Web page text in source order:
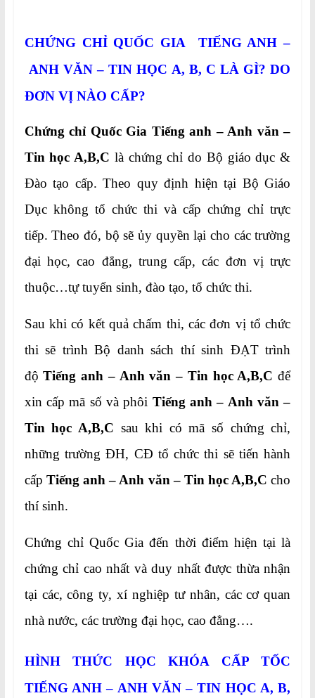
CHỨNG CHỈ QUỐC GIA TIẾNG ANH –
ANH VĂN – TIN HỌC A, B, C LÀ GÌ? DO
ĐƠN VỊ NÀO CẤP?
Chứng chỉ Quốc Gia Tiếng anh – Anh văn –
Tin học A,B,C là chứng chỉ do Bộ giáo dục &
Đào tạo cấp. Theo quy định hiện tại Bộ Giáo
Dục không tổ chức thi và cấp chứng chỉ trực
tiếp. Theo đó, bộ sẽ ủy quyền lại cho các trường
đại học, cao đẳng, trung cấp, các đơn vị trực
thuộc…tự tuyển sinh, đào tạo, tổ chức thi.
Sau khi có kết quả chấm thi, các đơn vị tổ chức
thi sẽ trình Bộ danh sách thí sinh ĐẠT trình
độ Tiếng anh – Anh văn – Tin học A,B,Cđể
xin cấp mã số và phôi Tiếng anh – Anh văn –
Tin học A,B,C sau khi có mã số chứng chỉ,
những trường ĐH, CĐ tổ chức thi sẽ tiến hành
cấp Tiếng anh –Anh văn – Tin học A,B,C cho
thí sinh.
Chứng chỉ Quốc Gia đến thời điểm hiện tại là
chứng chỉ cao nhất và duy nhất được thừa nhận
tại các, công ty, xí nghiệp tư nhân, các cơ quan
nhà nước, các trường đại học, cao đẳng….
HÌNH THỨC HỌC KHÓA CẤP TỐC
TIẾNG ANH – ANH VĂN – TIN HỌC A, B,